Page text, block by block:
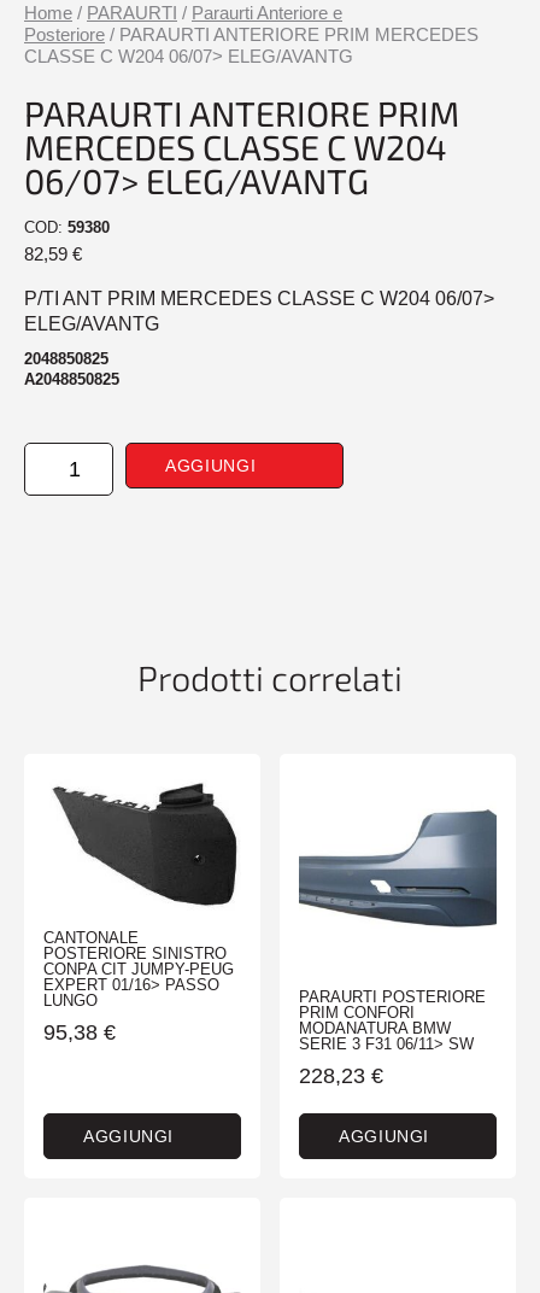
Home / PARAURTI / Paraurti Anteriore e
Posteriore / PARAURTI ANTERIORE PRIM MERCEDES
CLASSE C W204 06/07> ELEG/AVANTG
PARAURTI ANTERIORE PRIM
MERCEDES CLASSE C W204
06/07> ELEG/AVANTG
COD: 59380
82,59 €
P/TI ANT PRIM MERCEDES CLASSE C W204 06/07>
ELEG/AVANTG
2048850825
A2048850825
PARAURTI
ANTERIORE
AGGIUNGI
Prodotti correlati
CANTONALE
POSTERIORE SINISTRO
CONPA CIT JUMPY-PEUG
EXPERT 01/16> PASSO
LUNGO
95,38 €
AGGIUNGI
PARAURTI POSTERIORE
PRIM CONFORI
MODANATURA BMW
SERIE 3 F31 06/11> SW
228,23 €
AGGIUNGI